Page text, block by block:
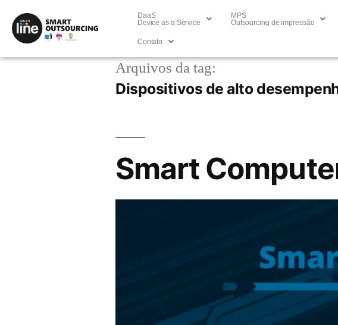
DaaS
Device as a Service
MPS
Outsourcing de impressão
Contato
Arquivos da tag:
Dispositivos de alto
Smart